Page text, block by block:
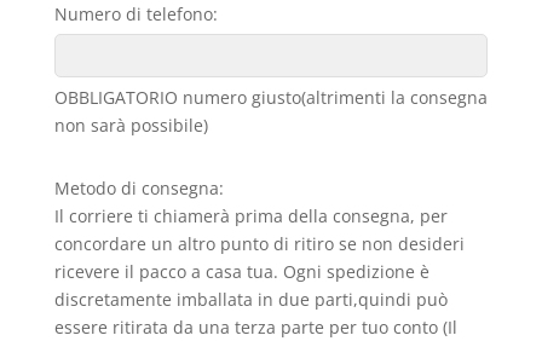
Numero di telefono:
OBBLIGATORIO numero giusto(altrimenti la consegna
non sarà possibile)
Metodo di consegna:
Il corriere ti chiamerà prima della consegna, per
concordare un altro punto di ritiro se non desideri
ricevere il pacco a casa tua. Ogni spedizione è
discretamente imballata in due parti,quindi può
essere ritirata da una terza parte per tuo conto (Il